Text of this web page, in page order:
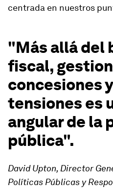
centrada en nuestros
"Más allá del
fiscal,
concesiones
tensiones es
angular de la
pública".
David Upton, Director
Políticas Públicas y